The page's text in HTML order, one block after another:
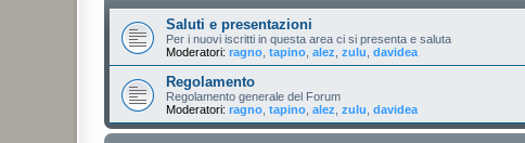
Saluti e presentazioni
Per i nuovi iscritti in questa area ci si presenta e saluta
Moderatori: ragno tapino alez zulu davidea
Regolamento
Regolamento generale del Forum
Moderatori: ragno tapino alez zulu davidea